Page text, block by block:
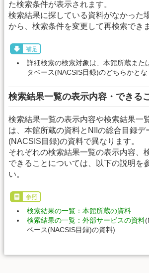
た検索条件が表示されます。
検索結果に探している資料がなかった
から、検索条件を変更して再検索でき
補足
詳細検索の検索対象は、本館所蔵また
タベース(NACSIS目録)のどちらかとな
検索結果一覧の表示内容・できる
検索結果一覧の表示内容や検索結果一
は、本館所蔵の資料とNIIの総合目録デ
(NACSIS目録)の資料で異なります。
それぞれの検索結果一覧の表示内容、
できることについては、以下の説明を
い。
参照
検索結果の一覧：本館所蔵の資料
検索結果の一覧：外部サービスの資料
ベース(NACSIS目録)の資料)